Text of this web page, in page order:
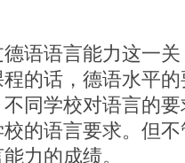
语言能力这一关
的话，德语水平
同学校对语言的
的语言要求。但
力的成绩。